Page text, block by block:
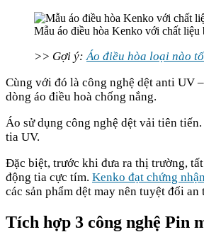
Mẫu áo điều hòa Kenko với chất liệu
>> Gợi ý: Áo điều hòa loại nào
Cùng với đó là công nghệ dệt anti UV
dòng áo điều hoà chống nắng.
Áo sử dụng công nghệ dệt vải tiên
tia UV.
Đặc biệt, trước khi đưa ra thị trường,
động tia cực tím. Kenko đạt chứng
các sản phẩm dệt may nên tuyệt đối
Tích hợp 3 công nghệ Pin